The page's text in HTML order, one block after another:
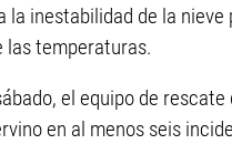
la inestabilidad de la nieve
las temperaturas.
el equipo de rescate
en al menos seis